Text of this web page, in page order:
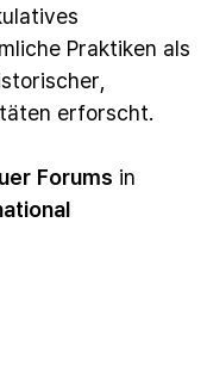
Praktiken als
erforscht.
Forums in